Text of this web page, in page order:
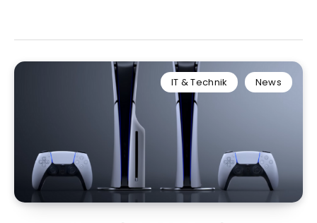
IT & Technik News